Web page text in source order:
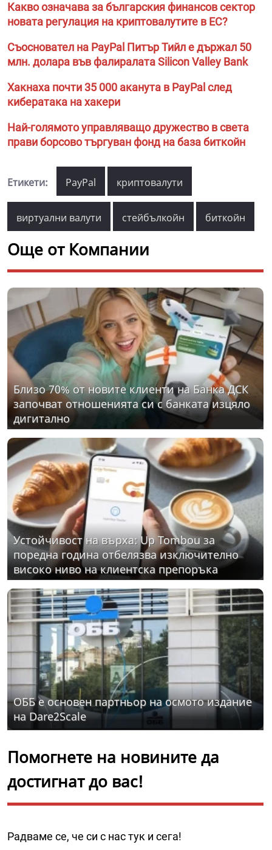
Какво означава за българския финансов сектор
новата регулация на криптовалутите в ЕС?
Съосновател на PayPal Питър Тийл е държал 50
млн. долара във фалиралата Silicon Valley Bank
Хакнаха почти 35 000 аканута в PayPal след
кибератака на хакери
Най-голямото управляващо дружество в света
прави борсово търгуван фонд на база биткойн
Етикети: PayPal криптовалути
виртуални валути стейбълкойн биткойн
Още от Компании
Близо 70% от новите клиенти на Банка ДСК
започват отношенията си с банката изцяло
дигитално
Устойчивост на върха: Up Tombou за
поредна година отбелязва изключително
високо ниво на клиентска препоръка
ОББ е основен партньор на осмото издание
на Dare2Scale
Помогнете на новините да
достигнат до вас!
Радваме се, че си с нас тук и сега!